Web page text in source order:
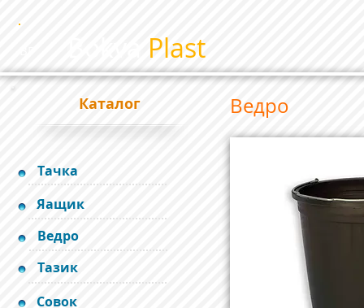
Plast
Каталог
Тачка
Яащик
Ведро
Тазик
Совок
Ведро